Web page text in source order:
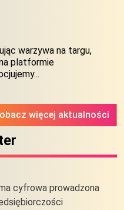
warzywa na targu,
platformie
więcej aktualności
cyfrowa prowadzona